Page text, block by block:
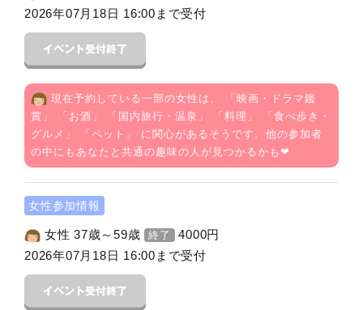
2026年07月18日 16:00まで受付
現在予約している一部の女性は、 「映画・ドラマ鑑
賞 」 「 お酒 」 「 国内旅行・温泉 」 「料理 」 「食べ歩き・
グルメ 」 「ペット 」 に関心があるそうです。他の参加者
の中にもあなたと共通の趣味の人が見つかるかも❤
女性参加情報
女性 37歳～59歳 終了 4000円
2026年07月18日 16:00まで受付